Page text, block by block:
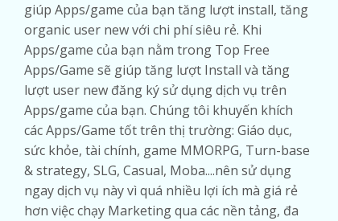
giúp Apps/game của bạn tăng lượt install, tăng
organic user new với chi phí siêu rẻ. Khi
Apps/game của bạn nằm trong Top Free
Apps/Game sẽ giúp tăng lượt Install và tăng
lượt user new đăng ký sử dụng dịch vụ trên
Apps/game của bạn. Chúng tôi khuyến khích
các Apps/Game tốt trên thị trường: Giáo dục,
sức khỏe, tài chính, game MMORPG, Turn-base
& strategy, SLG, Casual, Moba....nên sử dụng
ngay dịch vụ này vì quá nhiều lợi ích mà giá rẻ
hơn việc chạy Marketing qua các nền tảng, đa